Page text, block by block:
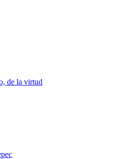
de la virtud